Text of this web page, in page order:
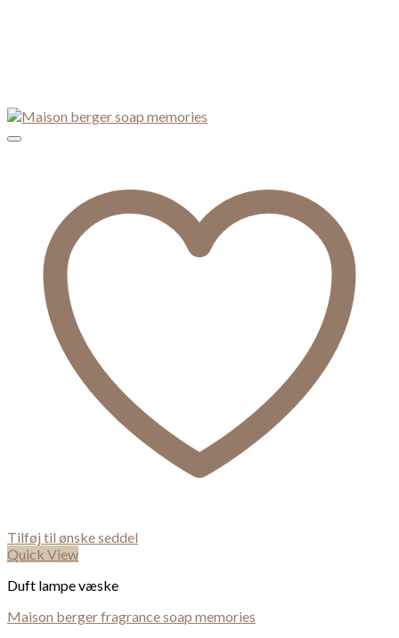
Tilføj til ønske seddel
Quick View
Duft lampe væske
Maison berger fragrance soap memories